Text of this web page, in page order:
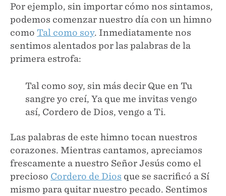
Por ejemplo, sin importar cómo nos sintamos,
podemos comenzar nuestro día con un himno
como Tal como soy. Inmediatamente nos
sentimos alentados por las palabras de la
primera estrofa:
Tal como soy, sin más decir Que en Tu
sangre yo creí, Ya que me invitas vengo
así, Cordero de Dios, vengo a Ti.
Las palabras de este himno tocan nuestros
corazones. Mientras cantamos, apreciamos
frescamente a nuestro Señor Jesús como el
precioso Cordero de Dios que se sacrificó a Sí
mismo para quitar nuestro pecado. Sentimos